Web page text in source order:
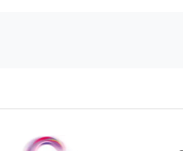
|Impressum